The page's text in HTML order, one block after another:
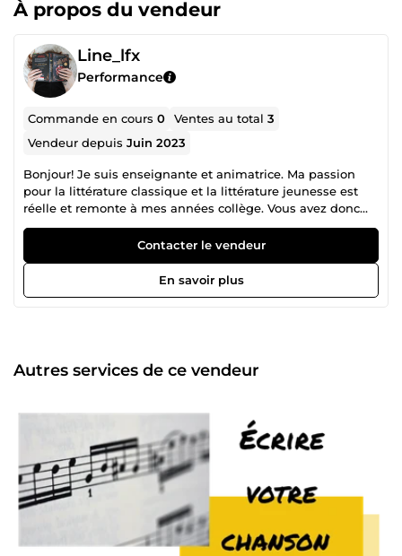
À propos du vendeur
Line_lfx
Performance
Commande en cours0 Ventes au total3
Vendeur depuisJuin 2023
Bonjour! Je suis enseignante et animatrice. Ma passion
pour la littérature classique et la littérature jeunesse est
réelle et remonte à mes années collège. Vous avez donc
trouvé une bêta lectrice passionnée et qui a hâte de lire
vos histoires, vos poèmes, vos idées. Mais également une
écrivaine; mes poèmes et mes chansons sont mon moyen
Contacter le vendeur
En savoir plus
Autres services de ce vendeur